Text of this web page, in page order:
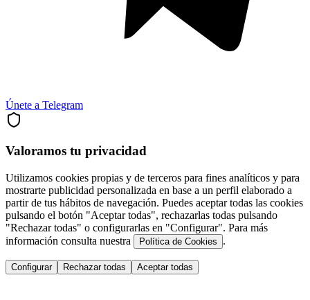
Únete a Telegram
Valoramos tu privacidad
Utilizamos cookies propias y de terceros para fines analíticos y para
mostrarte publicidad personalizada en base a un perfil elaborado a
partir de tus hábitos de navegación. Puedes aceptar todas las cookies
pulsando el botón "Aceptar todas", rechazarlas todas pulsando
"Rechazar todas" o configurarlas en "Configurar". Para más
información consulta nuestra
Política de Cookies .
Configurar Rechazar todas Aceptar todas